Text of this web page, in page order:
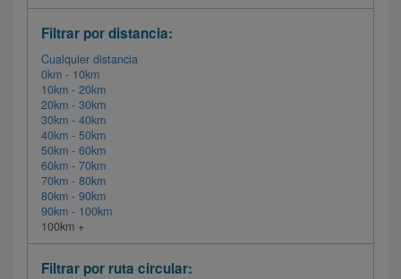
Filtrar por distancia:
Cualquier distancia
0km - 10km
10km - 20km
20km - 30km
30km - 40km
40km - 50km
50km - 60km
60km - 70km
70km - 80km
80km - 90km
90km - 100km
100km +
Filtrar por ruta circular: